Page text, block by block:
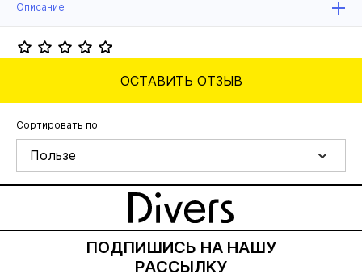
Описание
ОСТАВИТЬ ОТЗЫВ
Сортировать по
Пользе
ПОДПИШИСЬ НА НАШУ
РАССЫЛКУ